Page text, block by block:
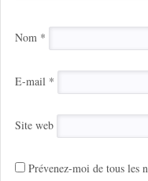
Nom *
E-mail *
Site web
Prévenez-moi de tous les